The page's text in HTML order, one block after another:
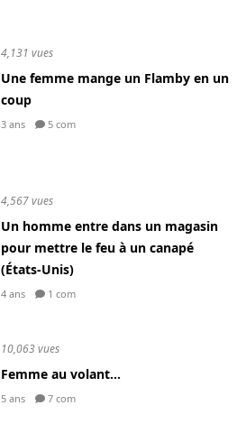
4,131 vues
Une femme mange un Flamby en un
coup
3 ans 5 com
4,567 vues
Un homme entre dans un magasin
pour mettre le feu à un canapé
(États-Unis)
4 ans 1 com
10,063 vues
Femme au volant...
5 ans 7 com